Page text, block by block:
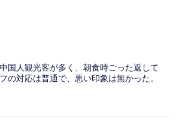
国人観光客が多く、朝食時ごった返して
の対応は普通で、悪い印象は無かった。